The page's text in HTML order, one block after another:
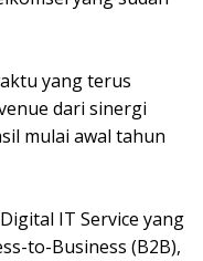
yang terus
dari sinergi
mulai awal tahun
IT Service yang
to-Business (B2B),